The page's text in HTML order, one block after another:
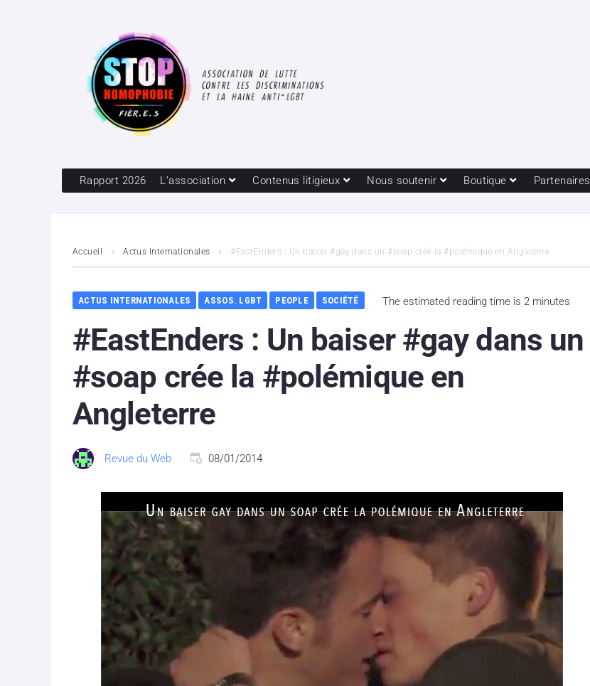
Rapport 2026 L’association Contenus litigieux Nous soutenir Boutique Partenaires
Accueil Actus Internationales #EastEnders : Un baiser #gay dans un #soap crée la #polémique en Angleterre
ACTUS INTERNATIONALES ASSOS. LGBT PEOPLE SOCIÉTÉ The estimated reading time is 2 minutes
#EastEnders : Un baiser #gay dans un
#soap crée la #polémique en
Angleterre
Revue du Web 08/01/2014